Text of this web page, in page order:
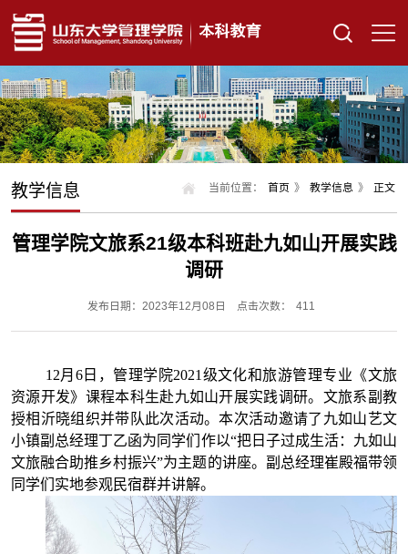
教学信息 当前位置： 首页 》 教学信息 》 正文
管理学院文旅系21级本科班赴九如山开展实践
调研
发布日期：2023年12月08日 点击次数： 411
12月6日，管理学院2021级文化和旅游管理专业《文旅
资源开发》课程本科生赴九如山开展实践调研。文旅系副教
授相沂晓组织并带队此次活动。本次活动邀请了九如山艺文
小镇副总经理丁乙函为同学们 作以“把日子过成生活：九如山
文旅融合助推乡村振兴”为主题的讲座。副总经理崔殿福带领
同学们实地参观民宿群并讲解。